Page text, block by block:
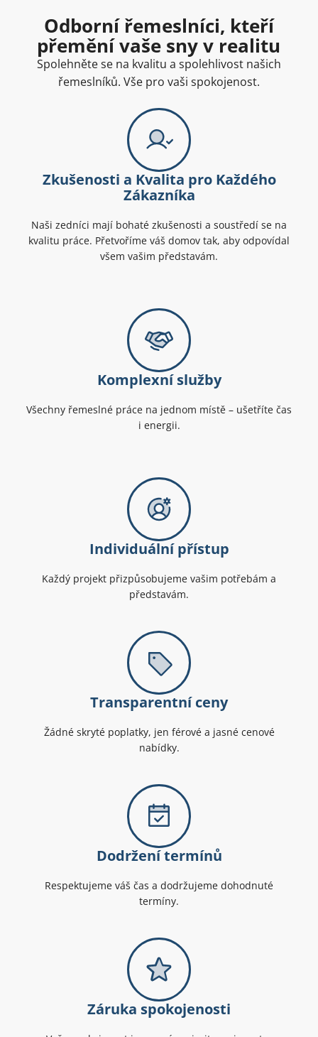
Odborní řemeslníci, kteří
přemění vaše sny v realitu
Spolehněte se na kvalitu a spolehlivost našich
řemeslníků. Vše pro vaši spokojenost.
Zkušenosti a Kvalita pro Každého
Zákazníka
Naši zedníci mají bohaté zkušenosti a soustředí se na
kvalitu práce. Přetvoříme váš domov tak, aby odpovídal
všem vašim představám.
Komplexní služby
Všechny řemeslné práce na jednom místě – ušetříte čas
i energii.
Individuální přístup
Každý projekt přizpůsobujeme vašim potřebám a
představám.
Transparentní ceny
Žádné skryté poplatky, jen férové a jasné cenové
nabídky.
Dodržení termínů
Respektujeme váš čas a dodržujeme dohodnuté
termíny.
Záruka spokojenosti